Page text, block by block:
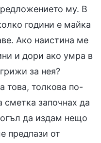
му. В
години е майка
Ако наистина ме
и дори ако умра в
за нея?
това, толкова по-
сметка започнах да
да издам нещо
предпази от